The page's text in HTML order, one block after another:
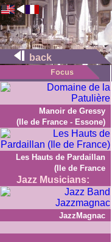
back
Manoir de Gressy
(Ile de France - Essone)
Les Hauts de Pardaillan
(Ile de France
Jazz Musicians:
JazzMagnac